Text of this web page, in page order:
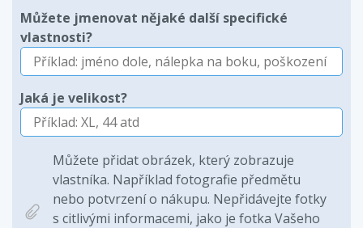
Můžete jmenovat nějaké další specifické
vlastnosti?
Jaká je velikost?
Můžete přidat obrázek, který zobrazuje
vlastníka. Například fotografie předmětu
nebo potvrzení o nákupu. Nepřidávejte fotky
s citlivými informacemi, jako je fotka Vašeho